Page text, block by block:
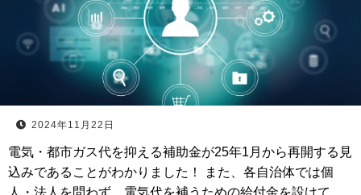
2024年11月22日
電気・都市ガス代を抑える補助金が25年1月から再開する見
込みであることがわかりました！ また、各自治体では個
人・法人を問わず、電気代を補うための給付金を設けて